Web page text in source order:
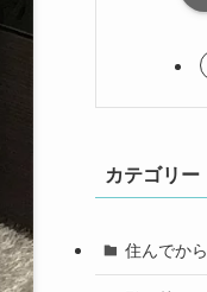
カテゴリー
住んでから